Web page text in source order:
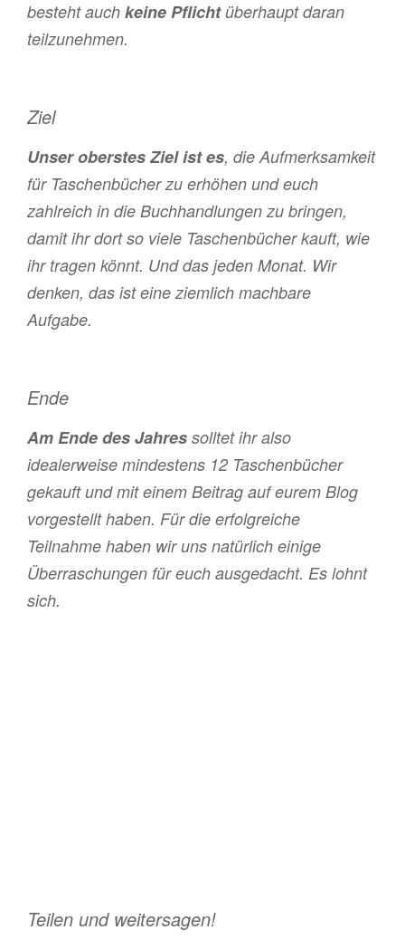
besteht auch keine Pflichtüberhaupt daran
teilzunehmen.
Ziel
Unser oberstes Ziel ist es, die Aufmerksamkeit
für Taschenbücher zu erhöhen und euch
zahlreich in die Buchhandlungen zu bringen,
damit ihr dort so viele Taschenbücher kauft, wie
ihr tragen könnt. Und das jeden Monat. Wir
denken, das ist eine ziemlich machbare
Aufgabe.
Ende
Am Ende des Jahres solltet ihr also
idealerweise mindestens 12 Taschenbücher
gekauft und mit einem Beitrag auf eurem Blog
vorgestellt haben. Für die erfolgreiche
Teilnahme haben wir uns natürlich einige
Überraschungen für euch ausgedacht. Es lohnt
sich.
Teilen und weitersagen!